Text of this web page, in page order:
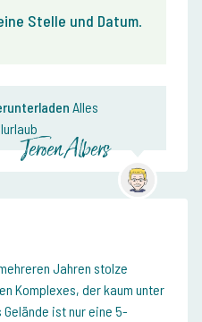
Stelle und Datum.
Alles
Jeroen Albers
Jahren stolze
Komplexes, der kaum unter
ist nur eine 5-